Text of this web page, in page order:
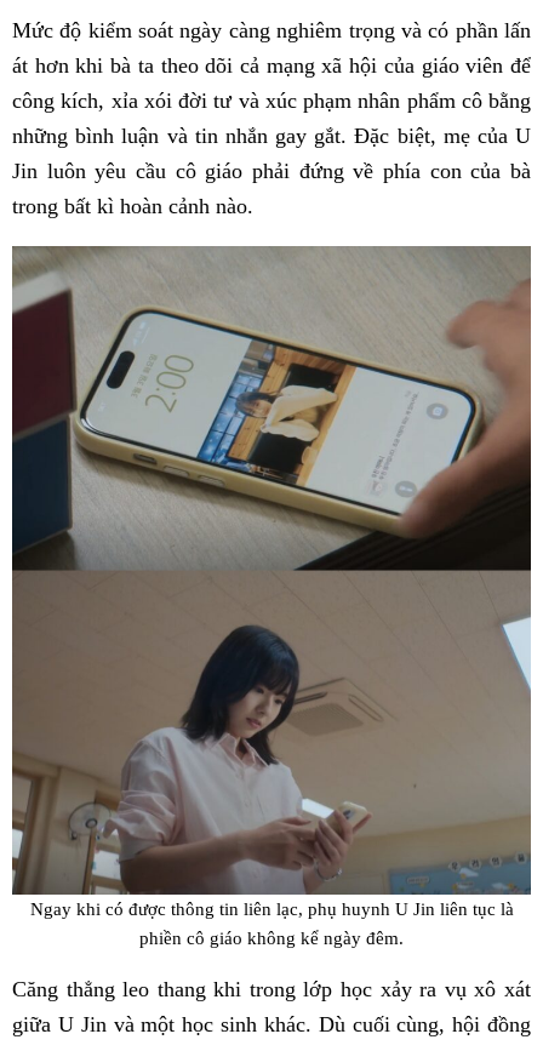
Mức độ kiểm soát ngày càng nghiêm trọng và có phần lấn
át hơn khi bà ta theo dõi cả mạng xã hội của giáo viên để
công kích, xỉa xói đời tư và xúc phạm nhân phẩm cô bằng
những bình luận và tin nhắn gay gắt. Đặc biệt, mẹ của U
Jin luôn yêu cầu cô giáo phải đứng về phía con của bà
trong bất kì hoàn cảnh nào.
Ngay khi có được thông tin liên lạc, phụ huynh U Jin liên tục là
phiền cô giáo không kể ngày đêm.
Căng thẳng leo thang khi trong lớp học xảy ra vụ xô xát
giữa U Jin và một học sinh khác. Dù cuối cùng, hội đồng